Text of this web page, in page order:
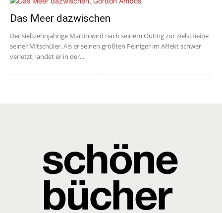
Das Meer dazwischen
Der siebzehnjährige Martin wird nach seinem Outing zur Zielscheibe
seiner Mitschüler. Als er seinen größten Peiniger im Affekt schwer
verletzt, landet er in der...